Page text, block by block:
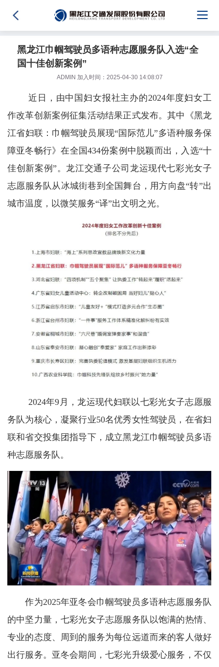
黑龙江巾帼驾驶员多语种志愿服务队入选“全
国十佳创新案例”
ADMIN 加入时间：2025-04-30 14:08:07
近日，由中国妇女报社主办的2024年度妇女工
作改革创新案例征集活动结果正式发布。其中《黑龙
江省妇联：巾帼驾驶员展现“国际范儿”多语种服务保
障亚冬畅行》在全国434份案例中脱颖而出，入选“十
佳创新案例”。龙江交通子公司龙运现代七彩光女子
志愿服务队从冰城街巷到全国舞台，用方向盘“转”出
城市温度，以微笑服务“译”出文明之光。
2024年9月，龙运现代妇联以七彩光女子志愿服
务队为核心，凝聚行业50名优秀女性驾驶员，在省妇
联和省交投集团指导下，成立黑龙江巾帼驾驶员多语
种志愿服务队。
作为2025年亚冬会巾帼驾驶员多语种志愿服务队
的中坚力量，七彩光女子志愿服务队以饱满的热情、
专业的态度、周到的服务为每位远道而来的客人做好
出行服务。亚冬会期间，七彩光升级爱心服务，不仅